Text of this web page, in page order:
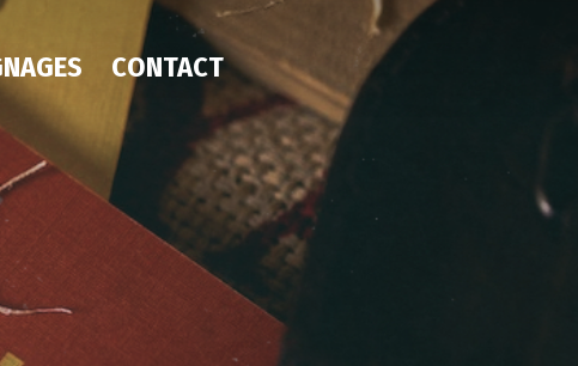
CONTACT